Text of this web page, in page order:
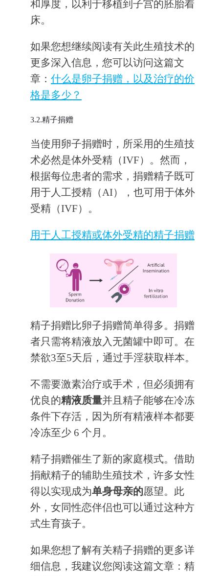
和厚度，以利于移植到子宫的胚胎着
床。
如果您想继续阅读有关此生殖技术的
更多深入信息，您可以访问这篇文
章： 什么是卵子捐赠，以及治疗的价
格是多少？
3.2.精子捐赠
当使用卵子捐赠时，所采用的生殖技
术必然是体外受精（IVF）。然而，
根据每位患者的需求，捐赠精子既可
用于人工授精（AI），也可用于体外
受精（IVF）。
用于人工授精或体外受精的精子捐赠
精子捐赠比卵子捐赠简单得多。捐赠
者只需将精液放入无菌罐中即可。在
禁欲3至5天后，通过手淫获取样本。
不需要激素治疗或手术，但必须拥有
优良的精液质量并且精子能够在冷冻
条件下存活，因为所有精液样本都要
冷冻至少 6 个月。
精子捐赠催生了新的家庭模式。借助
捐献精子的辅助生殖技术，许多女性
得以实现成为单身母亲的愿望。此
外，女同性恋伴侣也可以通过这种方
式生育孩子。
如果您想了解有关精子捐赠的更多详
细信息，我建议您阅读这篇文章：精